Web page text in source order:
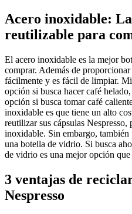
Acero inoxidable:
reutilizable para
El acero inoxidable es la mejor
comprar. Además de
fácilmente y es fácil de limpiar.
opción si busca hacer café
opción si busca tomar café
inoxidable es que tiene un alto
reutilizar sus cápsulas
inoxidable. Sin embargo, también
una botella de vidrio. Si busca
de vidrio es una mejor opción
3 ventajas de
Nespresso